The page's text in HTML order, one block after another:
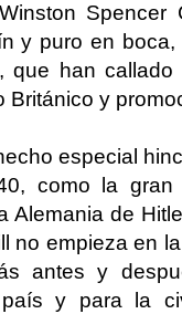
Spencer
y puro en
que han
Británico y
especial
como la
Alemania de
no empieza en
antes y
y para la